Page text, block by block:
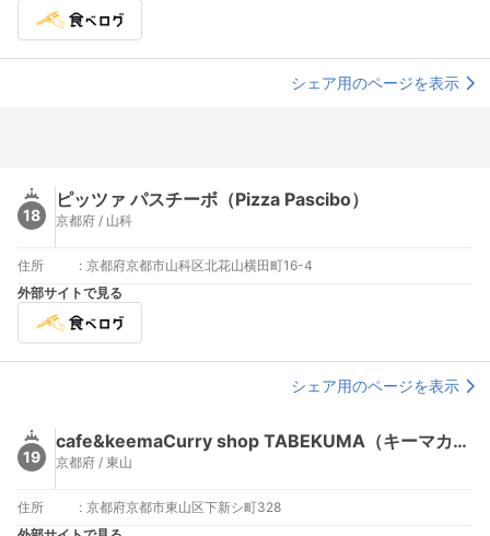
シェア用のページを表示
18
ピッツァ パスチーボ（Pizza Pascibo）
京都府 / 山科
住所 : 京都府京都市山科区北花山横田町16-4
外部サイトで見る
シェア用のページを表示
19
cafe&keemaCurry shop TABEKUMA（キーマカレーショップタベクマ）
京都府 / 東山
住所 : 京都府京都市東山区下新シ町328